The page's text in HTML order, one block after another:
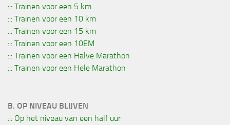
::: Trainen voor een 5 km
::: Trainen voor een 10 km
::: Trainen voor een 15 km
::: Trainen voor een 10EM
::: Trainen voor een Halve Marathon
::: Trainen voor een Hele Marathon
B. OP NIVEAU BLIJVEN
::: Op het niveau van een half uur